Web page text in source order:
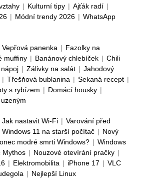
| Kulturní tipy | Ajťák radí |
| Módní trendy 2026 | WhatsApp
Vepřová panenka | Fazolky na
muffiny | Banánový chlebíček | Chili
| Zálivky na salát | Jahodový
| Třešňová bublanina | Sekaná recept |
s rybízem | Domácí housky |
Jak nastavit Wi-Fi | Varování před
Windows 11 na starší počítač | Nový
modré smrti Windows? | Windows
Mythos | Nouzové otevírání pračky |
| Elektromobilita | iPhone 17 | VLC
| Nejlepší Linux